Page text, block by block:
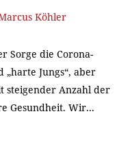
Köhler
Sorge die Corona-
Jungs“, aber
steigender Anzahl der
Gesundheit. Wir...